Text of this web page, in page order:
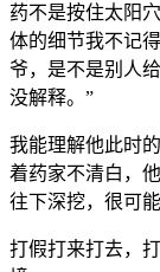
药不是按住太阳
体的细节我不记
爷，是不是别人
没解释。”
我能理解他此时
着药家不清白，
往下深挖，很可
打假打来打去，